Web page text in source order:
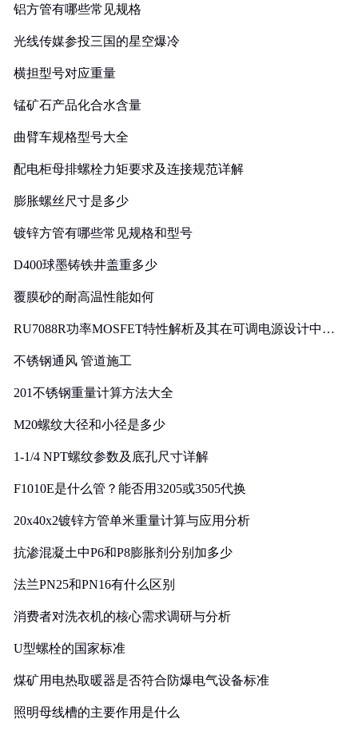
铝方管有哪些常见规格
光线传媒参投三国的星空爆冷
横担型号对应重量
锰矿石产品化合水含量
曲臂车规格型号大全
配电柜母排螺栓力矩要求及连接规范详解
膨胀螺丝尺寸是多少
镀锌方管有哪些常见规格和型号
D400球墨铸铁井盖重多少
覆膜砂的耐高温性能如何
RU7088R功率MOSFET特性解析及其在可调电源设计中的
不锈钢通风 管道施工
201不锈钢重量计算方法大全
M20螺纹大径和小径是多少
1-1/4 NPT螺纹参数及底孔尺寸详解
F1010E是什么管？能否用3205或3505代换
20x40x2镀锌方管单米重量计算与应用分析
抗渗混凝土中P6和P8膨胀剂分别加多少
法兰PN25和PN16有什么区别
消费者对洗衣机的核心需求调研与分析
U型螺栓的国家标准
煤矿用电热取暖器是否符合防爆电气设备标准
照明母线槽的主要作用是什么